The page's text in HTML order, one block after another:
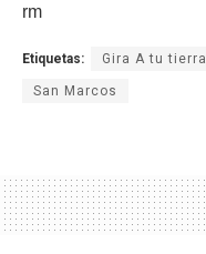
rm
Etiquetas: Gira A tu tierra
San Marcos